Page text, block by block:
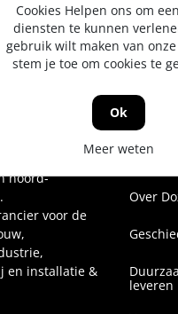
is dé
voor oost-,
noord-
voor de
en installatie &
Onze
Over
leveren
Cookies Helpen ons om
diensten te kunnen
gebruik wilt maken van
stem je toe om cookies te
Ok
Meer weten